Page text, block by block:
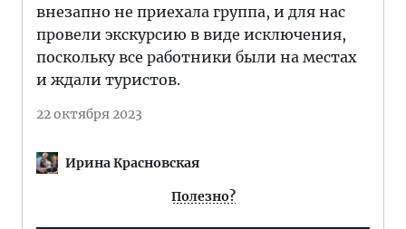
внезапно не приехала группа, и для нас
провели экскурсию в виде исключения,
поскольку все работники были на местах
и ждали туристов.
22 октября 2023
Ирина Красновская
Полезно?